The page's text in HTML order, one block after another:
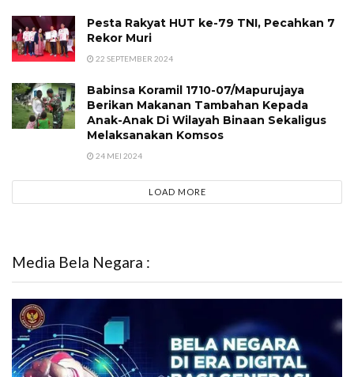
Pesta Rakyat HUT ke-79 TNI, Pecahkan 7
Rekor Muri
22 SEPTEMBER 2024
Babinsa Koramil 1710-07/Mapurujaya
Berikan Makanan Tambahan Kepada
Anak-Anak Di Wilayah Binaan Sekaligus
Melaksanakan Komsos
24 MEI 2024
LOAD MORE
Media Bela Negara :